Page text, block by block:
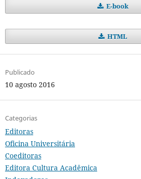
E-book
HTML
Publicado
10 agosto 2016
Categorias
Editoras
Oficina Universitária
Coeditoras
Editora Cultura Acadêmica